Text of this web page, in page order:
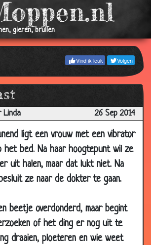
gieren, brullen
Vind ik leuk Volgen
Linda 26 Sep 2014
ligt een vrouw met een vibrator
het bed. Na haar hoogtepunt wil ze
uit halen, maar dat lukt niet. Na
ze naar de dokter te gaan.
beetje overdonderd, maar begint
of het ding er nog uit te
draaien, ploeteren en wie weet
vriendin haar kleren uittrekt
de 1e keer naakt ziet 2.78
2.89
timing 3.03
3.14
2.75